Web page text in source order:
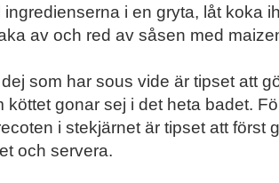
ingredienserna i en gryta, låt koka
av och red av såsen med
som har sous vide är tipset att
köttet gonar sej i det heta badet.
i stekjärnet är tipset att först
och servera.